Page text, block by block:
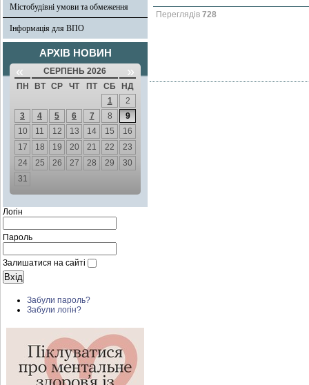
Містобудівні умови та обмеження
Інформація для ВПО
АРХІВ НОВИН
« СЕРПЕНЬ 2026 »
ПН ВТ СР ЧТ ПТ СБ
НД
1
2
3
4 5 6 7 8
9
10
11 12 13 14 15
16
17
18 19 20 21 22
23
24
25 26 27 28 29
30
31
Логін
Пароль
Залишатися на сайті
Забули пароль?
Забули логін?
Переглядів 728